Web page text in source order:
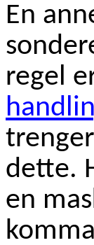
En
regel
dette.
en